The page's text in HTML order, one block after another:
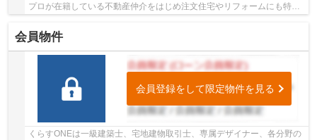
プロが在籍している不動産仲介をはじめ注文住宅やリフォームにも特化
しているお店です♪住まいに関する事は何でも気...
会員物件
会員登録をして限定物件を見る
くらすONEは一級建築士、宅地建物取引士、専属デザイナー、各分野の